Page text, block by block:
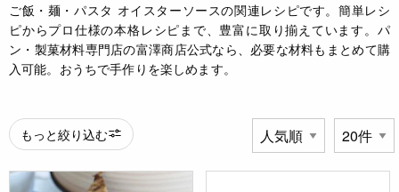
ご飯・麺・パスタ オイスターソースの関連レシピです。簡単レシ
ピからプロ仕様の本格レシピまで、豊富に取り揃えています。パ
ン・製菓材料専門店の富澤商店公式なら、必要な材料もまとめて購
入可能。おうちで手作りを楽しめます。
もっと絞り込む